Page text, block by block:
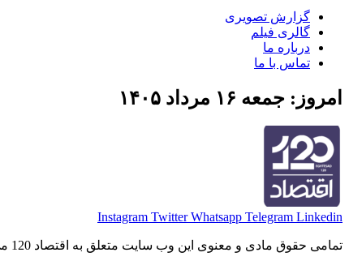
گزارش تصویری
گالری فیلم
درباره ما
تماس با ما
امروز: جمعه ۱۶ مرداد ۱۴۰۵
Instagram Twitter Whatsapp Telegram Linkedin
تمامی حقوق مادی و معنوی این وب سایت متعلق به اقتصاد 120 می باشد و استفاده غیر قانونی از آن پیگرد قانونی دارد.